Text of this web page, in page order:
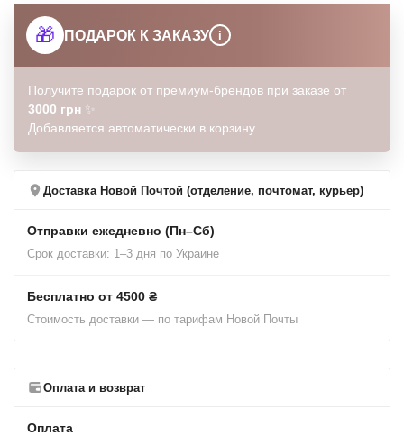
🎁 ПОДАРОК К ЗАКАЗУ i
Получите подарок от премиум-брендов при заказе от
3000 грн ✨
Добавляется автоматически в корзину
Доставка Новой Почтой (отделение, почтомат, курьер)
Отправки ежедневно (Пн–Сб)
Срок доставки: 1–3 дня по Украине
Бесплатно от 4500 ₴
Стоимость доставки — по тарифам Новой Почты
Оплата и возврат
Оплата